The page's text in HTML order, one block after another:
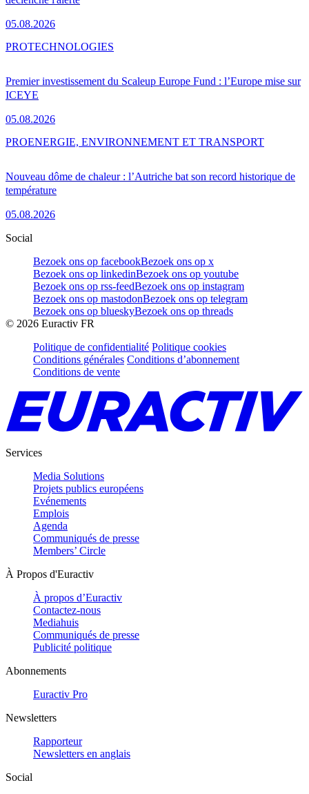
05.08.2026
Premier investissement du Scaleup Europe Fund : l’Europe mise sur
ICEYE
05.08.2026
PROTECHNOLOGIES
Nouveau dôme de chaleur : l’Autriche bat son record historique de
température
05.08.2026
PROENERGIE, ENVIRONNEMENT ET TRANSPORT
Social
Bezoek ons op facebookBezoek ons op x
Bezoek ons op linkedinBezoek ons op youtube
Bezoek ons op rss-feedBezoek ons op instagram
Bezoek ons op mastodonBezoek ons op telegram
Bezoek ons op blueskyBezoek ons op threads
© 2026 Euractiv FR
Politique de confidentialité Politique cookies
Conditions générales Conditions d’abonnement
Conditions de vente
Services
Media Solutions
Projets publics européens
Evénements
Emplois
Agenda
Communiqués de presse
Members’ Circle
À Propos d'Euractiv
À propos d’Euractiv
Contactez-nous
Mediahuis
Communiqués de presse
Publicité politique
Abonnements
Euractiv Pro
Newsletters
Rapporteur
Newsletters en anglais
Social